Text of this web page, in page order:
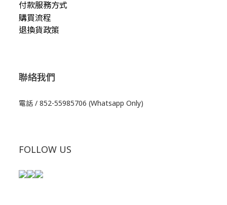
付款服務方式
購買流程
退換貨政策
聯絡我們
電話 / 852-55985706 (Whatsapp Only)
FOLLOW US